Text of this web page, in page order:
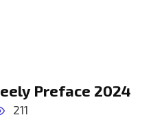
Preface 2024
211